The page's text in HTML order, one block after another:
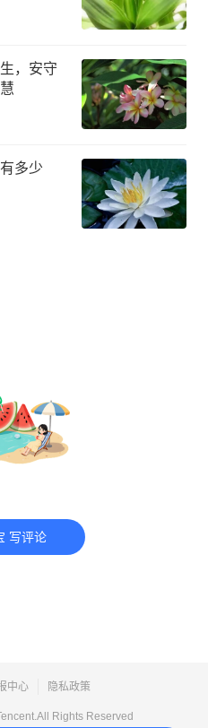
，安守
多少
写评论
中心 隐私政策
Rights Reserved